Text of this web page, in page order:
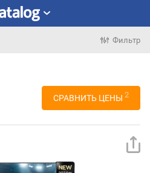
Фильтр
СРАВНИТЬ ЦЕНЫ 2